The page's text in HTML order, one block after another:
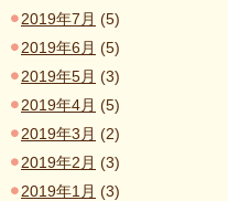
2019年7月 (5)
2019年6月 (5)
2019年5月 (3)
2019年4月 (5)
2019年3月 (2)
2019年2月 (3)
2019年1月 (3)